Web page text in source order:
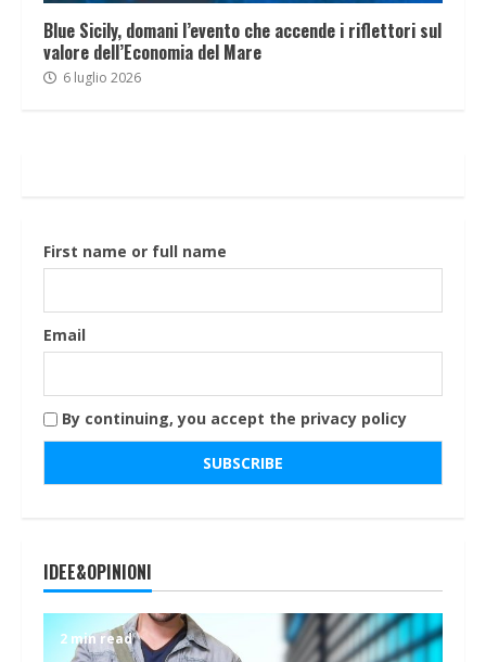
Blue Sicily, domani l’evento che accende i riflettori sul
valore dell’Economia del Mare
6 luglio 2026
First name or full name
Email
By continuing, you accept the privacy policy
IDEE&OPINIONI
2 min read